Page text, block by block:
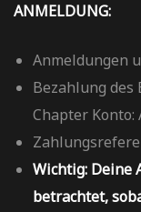
ANMELDUNG:
Anmeldungen
Bezahlung des
Chapter Konto:
Wichtig: Deine
betrachtet,